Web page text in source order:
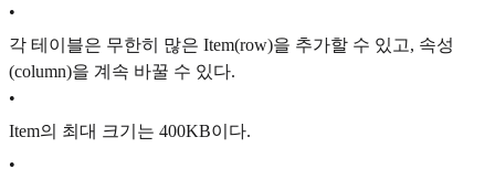
•
각 테이블은 무한히 많은 Item(row)을 추가할 수 있고, 속성
(column)을 계속 바꿀 수 있다.
•
Item의 최대 크기는 400KB이다.
•